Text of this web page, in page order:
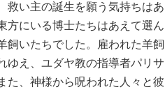
救い主の誕生を願う気持ちはあ
方にいる博士たちはあえて選ん
飼いたちでした。雇われた羊飼
ゆえ、ユダヤ教の指導者パリサ
た、神様から呪われた人々と彼